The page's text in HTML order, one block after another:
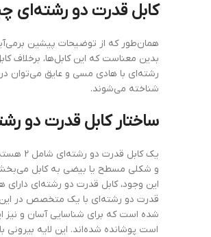
کابل قدرت دو رشته‌ای
همان‌طور که از توضیحات پیشین
بدین معناست که این کابل‌ها، برخلاف
رشته‌ای با هادی مسی و عایق می‌توان در
شناخته می‌شوند.
ساختارکابل قدرتدو
یک
این ‌وجود، کابل قدرت دو رشته‌ای
است پوشانده شده‌اند. این لایه‌ بیرونی